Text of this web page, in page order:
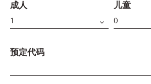
成人 儿童
预定代码